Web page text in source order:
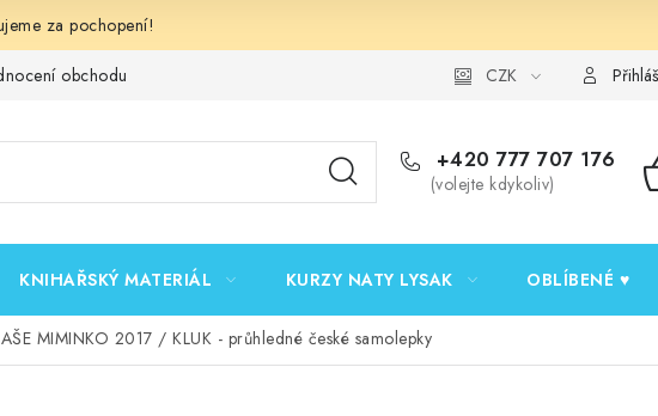
za pochopení!
obchodu Podmínky ochrany osobních údajů
CZK
+420 777 707 176
(volejte kdykoliv)
KNIHAŘSKÝ MATERIÁL KURZY NATY LYSAK OBLÍBENÉ ♥️
MIMINKO 2017 / KLUK - průhledné české samolepky